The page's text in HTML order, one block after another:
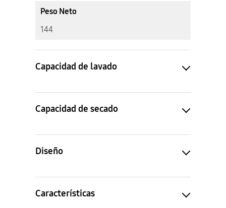
Peso Neto
144
Capacidad de lavado
Capacidad de secado
Diseño
Características